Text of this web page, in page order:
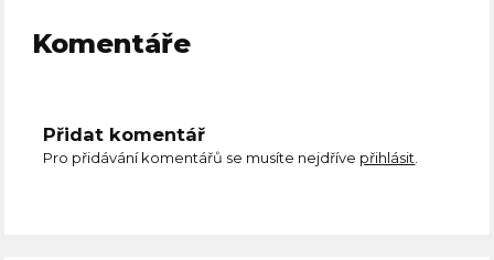
Komentáře
Přidat komentář
Pro přidávání komentářů se musíte nejdříve přihlásit